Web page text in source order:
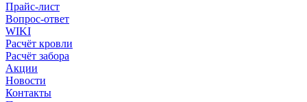
Прайс-лист
Вопрос-ответ
WIKI
Расчёт кровли
Расчёт забора
Акции
Новости
Контакты